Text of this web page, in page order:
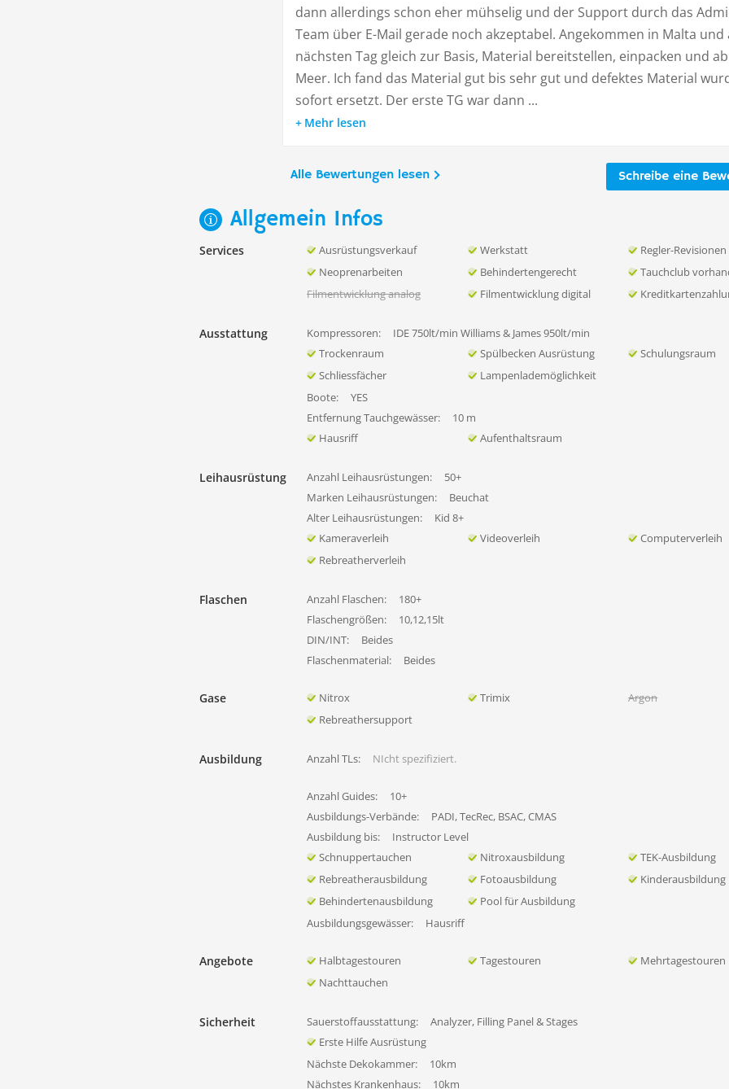
dann allerdings schon eher mühselig und der Support durch das
Team über E-Mail gerade noch akzeptabel. Angekommen in Malta und
nächsten Tag gleich zur Basis, Material bereitstellen, einpacken und
Meer. Ich fand das Material gut bis sehr gut und defektes Material
sofort ersetzt. Der erste TG war dann ...
Mehr lesen
Schreibe eine
Alle Bewertungen lesen
Allgemein Infos
Services Ausrüstungsverkauf Werkstatt
Regler-Revisionen
Neoprenarbeiten
Behindertengerecht
Tauchclub
Filmentwicklung analog
Filmentwicklung digital
Ausstattung Kompressoren:
IDE 750lt/min Williams & James 950lt/min
Trockenraum
Spülbecken Ausrüstung
Schulungsraum
Schliessfächer
Lampenlademöglichkeit
Boote:
YES
Entfernung Tauchgewässer:
10 m
Hausriff
Aufenthaltsraum
Leihausrüstung Anzahl Leihausrüstungen:
50+
Marken Leihausrüstungen:
Beuchat
Alter Leihausrüstungen:
Kid 8+
Kameraverleih
Videoverleih
Computerverleih
Rebreatherverleih
Flaschen Anzahl Flaschen:
180+
Flaschengrößen:
10,12,15lt
DIN/INT:
Beides
Flaschenmaterial:
Beides
Gase Nitrox Trimix
Argon
Rebreathersupport
Ausbildung Anzahl TLs: NIcht spezifiziert.
Anzahl Guides:
10+
Ausbildungs-Verbände:
PADI, TecRec, BSAC, CMAS
Ausbildung bis:
Instructor Level
Schnuppertauchen
Nitroxausbildung
TEK-Ausbildung
Rebreatherausbildung
Fotoausbildung
Kinderausbildung
Behindertenausbildung
Pool für Ausbildung
Ausbildungsgewässer:
Hausriff
Angebote Halbtagestouren Tagestouren
Mehrtagestouren
Nachttauchen
Sicherheit Sauerstoffausstattung:
Analyzer, Filling Panel & Stages
Erste Hilfe Ausrüstung
Nächste Dekokammer:
10km
Nächstes Krankenhaus:
10km